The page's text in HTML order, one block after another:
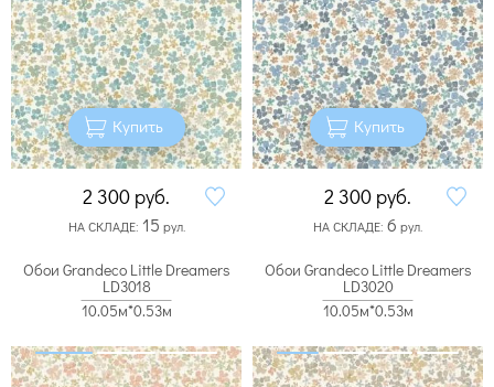
Купить
2 300 руб.
НА СКЛАДЕ: 15 рул.
Купить
2 300 руб.
НА СКЛАДЕ: 6 рул.
Обои Grandeco Little Dreamers
LD3018
10.05м*0.53м
Обои Grandeco Little Dreamers
LD3020
10.05м*0.53м